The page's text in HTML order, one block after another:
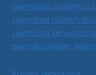
zwembad onderhoud
zwembad opzet/
zwembad
zwembadwater